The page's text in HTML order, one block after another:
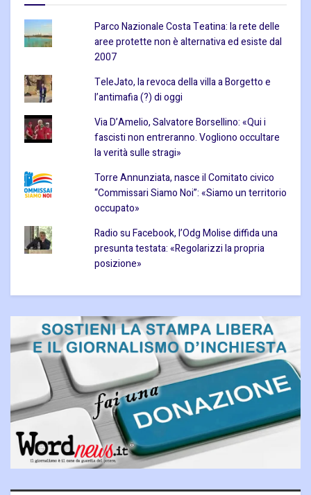
Parco Nazionale Costa Teatina: la rete delle
aree protette non è alternativa ed esiste dal
2007
TeleJato, la revoca della villa a Borgetto e
l’antimafia (?) di oggi
Via D’Amelio, Salvatore Borsellino: «Qui i
fascisti non entreranno. Vogliono occultare
la verità sulle stragi»
Torre Annunziata, nasce il Comitato civico
“Commissari Siamo Noi”: «Siamo un territorio
occupato»
Radio su Facebook, l’Odg Molise diffida una
presunta testata: «Regolarizzi la propria
posizione»